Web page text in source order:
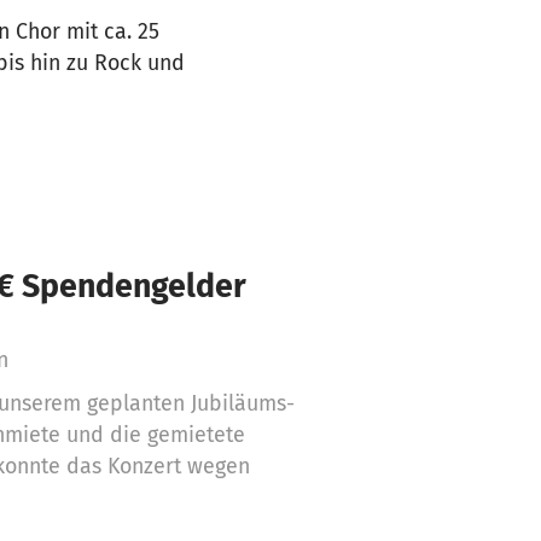
Chor mit ca. 25
hin zu Rock und
Spendengelder
geplanten Jubiläums-
und die gemietete
das Konzert wegen